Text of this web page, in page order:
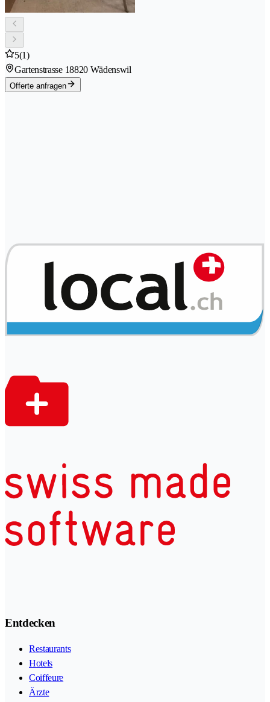
5(1)
Gartenstrasse 18820 Wädenswil
Offerte anfragen
Entdecken
Restaurants
Hotels
Coiffeure
Ärzte